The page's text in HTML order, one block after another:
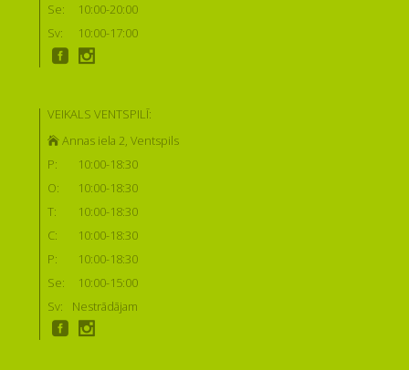
Se:
10:00-20:00
Sv:
10:00-17:00
VEIKALS VENTSPILĪ:
Annas iela 2, Ventspils
P:
10:00-18:30
O:
10:00-18:30
T:
10:00-18:30
C:
10:00-18:30
P:
10:00-18:30
Se:
10:00-15:00
Sv:
Nestrādājam